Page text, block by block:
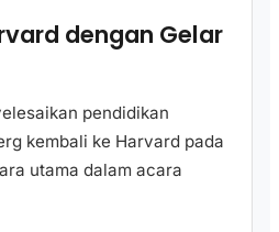
dengan Gelar
pendidikan
kembali ke Harvard pada
utama dalam acara